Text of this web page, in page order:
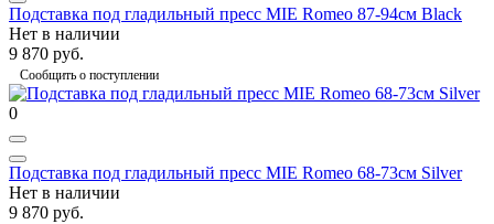
Подставка под гладильный пресс MIE Romeo 87-94см Black
Нет в наличии
9 870 руб.
Сообщить о поступлении
0
Подставка под гладильный пресс MIE Romeo 68-73см Silver
Нет в наличии
9 870 руб.